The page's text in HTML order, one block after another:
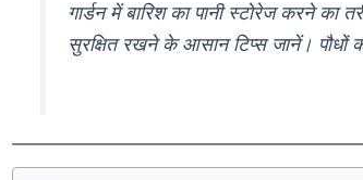
गार्डन में बारिश का पानी स्टोरेज करने
सुरक्षित रखने के आसान टिप्स जानें। पौधों